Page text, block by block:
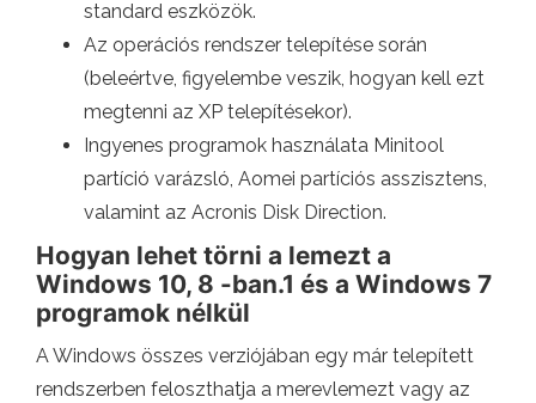
standard eszközök.
Az operációs rendszer telepítése során
(beleértve, figyelembe veszik, hogyan kell ezt
megtenni az XP telepítésekor).
Ingyenes programok használata Minitool
partíció varázsló, Aomei partíciós asszisztens,
valamint az Acronis Disk Direction.
Hogyan lehet törni a lemezt a
Windows 10, 8 -ban.1 és a Windows 7
programok nélkül
A Windows összes verziójában egy már telepített
rendszerben feloszthatja a merevlemezt vagy az